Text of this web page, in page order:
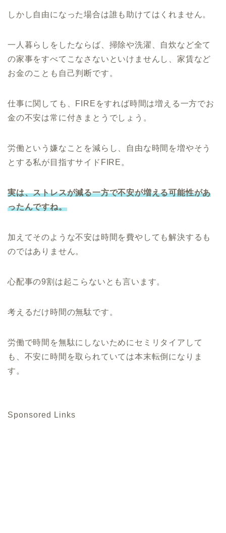
しかし自由になった場合は誰も助けてはくれません。
一人暮らしをしたならば、掃除や洗濯、自炊など全て
の家事をすべてこなさないといけませんし、家賃など
お金のことも自己判断です。
仕事に関しても、FIREをすれば時間は増える一方でお
金の不安は常に付きまとうでしょう。
労働という嫌なことを減らし、自由な時間を増やそう
とする私が目指すサイドFIRE。
実は、ストレスが減る一方で不安が増える可能性があ
ったんですね。
加えてそのような不安は時間を費やしても解決するも
のではありません。
心配事の9割は起こらないとも言います。
考えるだけ時間の無駄です。
労働で時間を無駄にしないためにセミリタイアして
も、不安に時間を取られていては本末転倒になりま
す。
Sponsored Links